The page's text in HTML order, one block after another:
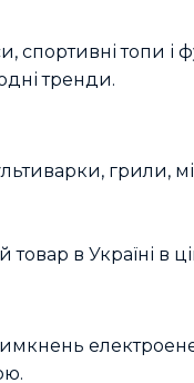
спортивні топи і
тренди.
грили,
в Україні в цій